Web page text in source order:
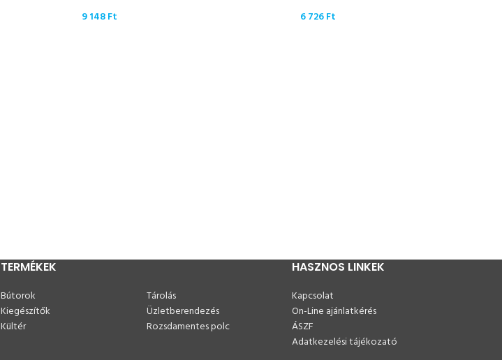
9 148Ft 6 726Ft
TERMÉKEK
Bútorok
Kiegészítők
Kültér
Tárolás
Üzletberendezés
Rozsdamentes polc
HASZNOS LINKEK
Kapcsolat
On-Line ajánlatkérés
ÁSZF
Adatkezelési tájékozató